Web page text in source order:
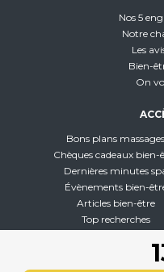
Nos 5
Notre
Les
Bien-
On
Bons plans massages
Chèques cadeaux bien-
Dernières minutes
Évènements bien-
Articles bien-être
Top recherches